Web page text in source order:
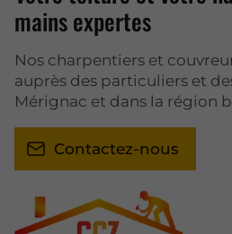
mains expertes
Nos charpentiers et
auprès des particuliers et
Mérignac et dans la région
Contactez-nous